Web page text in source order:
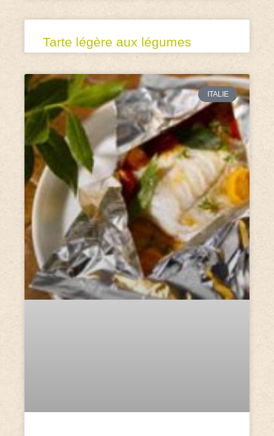
Tarte légère aux légumes
ITALIE